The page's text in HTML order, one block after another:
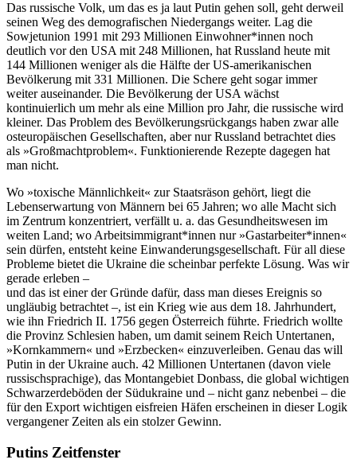
Das russische Volk, um das es ja laut Putin gehen soll, geht derweil
seinen Weg des demografischen Niedergangs weiter. Lag die
Sowjetunion 1991 mit 293 Millionen Einwohner*innen noch
deutlich vor den USA mit 248 Millionen, hat Russland heute mit
144 Millionen weniger als die Hälfte der US-amerikanischen
Bevölkerung mit 331 Millionen. Die Schere geht sogar immer
weiter auseinander. Die Bevölkerung der USA wächst
kontinuierlich um mehr als eine Million pro Jahr, die russische wird
kleiner. Das Problem des Bevölkerungsrückgangs haben zwar alle
osteuropäischen Gesellschaften, aber nur Russland betrachtet dies
als »Großmachtproblem«. Funktionierende Rezepte dagegen hat
man nicht.
Wo »toxische Männlichkeit« zur Staatsräson gehört, liegt die
Lebenserwartung von Männern bei 65 Jahren; wo alle Macht sich
im Zentrum konzentriert, verfällt u. a. das Gesundheitswesen im
weiten Land; wo Arbeitsimmigrant*innen nur »Gastarbeiter*innen«
sein dürfen, entsteht keine Einwanderungsgesellschaft. Für all diese
Probleme bietet die Ukraine die scheinbar perfekte Lösung. Was wir
gerade erleben –
und das ist einer der Gründe dafür, dass man dieses Ereignis so
ungläubig betrachtet –, ist ein Krieg wie aus dem 18. Jahrhundert,
wie ihn Friedrich II. 1756 gegen Österreich führte. Friedrich wollte
die Provinz Schlesien haben, um damit seinem Reich Untertanen,
»Kornkammern« und »Erzbecken« einzuverleiben. Genau das will
Putin in der Ukraine auch. 42 Millionen Untertanen (davon viele
russischsprachige), das Montangebiet Donbass, die global wichtigen
Schwarzerdeböden der Südukraine und – nicht ganz nebenbei – die
für den Export wichtigen eisfreien Häfen erscheinen in dieser Logik
vergangener Zeiten als ein stolzer Gewinn.
Putins Zeitfenster